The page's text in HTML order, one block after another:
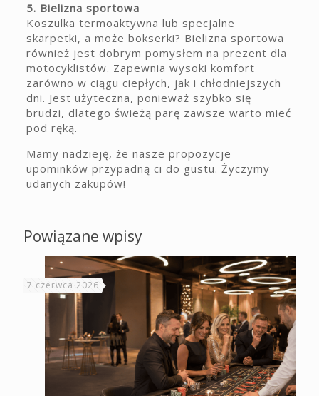
5. Bielizna sportowa
Koszulka termoaktywna lub specjalne
skarpetki, a może bokserki? Bielizna sportowa
również jest dobrym pomysłem na prezent dla
motocyklistów. Zapewnia wysoki komfort
zarówno w ciągu ciepłych, jak i chłodniejszych
dni. Jest użyteczna, ponieważ szybko się
brudzi, dlatego świeżą parę zawsze warto mieć
pod ręką.
Mamy nadzieję, że nasze propozycje
upominków przypadną ci do gustu. Życzymy
udanych zakupów!
Powiązane wpisy
7 czerwca 2026